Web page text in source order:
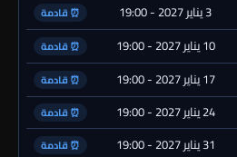
3 يناير 2027 - 19:00 ⏰ قادمة
10 يناير 2027 - 19:00 ⏰ قادمة
17 يناير 2027 - 19:00 ⏰ قادمة
24 يناير 2027 - 19:00 ⏰ قادمة
31 يناير 2027 - 19:00 ⏰ قادمة